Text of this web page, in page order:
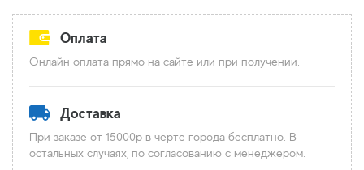
Оплата
Онлайн оплата прямо на сайте или при получении.
Доставка
При заказе от 15000р в черте города бесплатно. В
остальных случаях, по согласованию с менеджером.